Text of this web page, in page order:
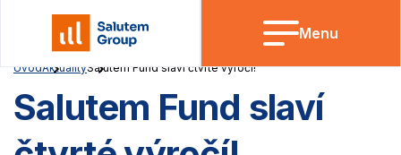
Menu
ÚvodAktualitySalutem Fund slaví čtvrté výročí!
Salutem Fund slaví